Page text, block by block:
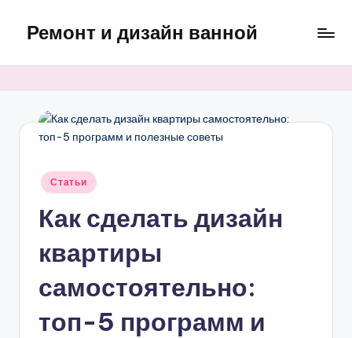
Перейти
содержимому
Ремонт и дизайн ванной
практичные
интерьерные
Опубликовано
Статьи
Как сделать дизайн
квартиры
самостоятельно:
топ-5 программ и